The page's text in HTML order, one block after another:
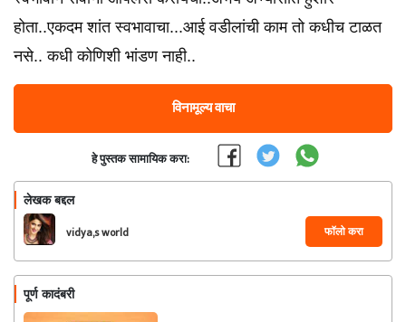
होता..एकदम शांत स्वभावाचा...आई वडीलांची काम तो कधीच टाळत
नसे.. कधी कोणिशी भांडण नाही..
विनामूल्य वाचा
हे पुस्तक सामायिक करा:
लेखक बद्दल
vidya,s world फॉलो करा
पूर्ण कादंबरी